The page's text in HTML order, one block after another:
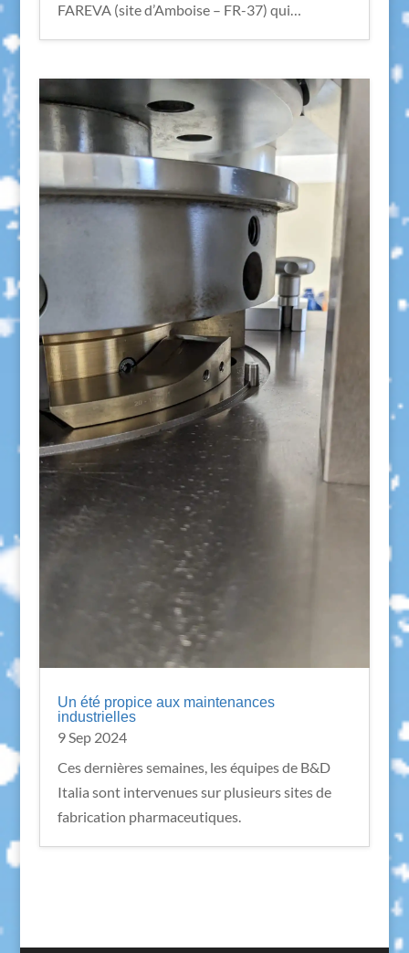
FAREVA (site d’Amboise – FR-37) qui…
Un été propice aux maintenances
industrielles
9 Sep 2024
Ces dernières semaines, les équipes de B&D
Italia sont intervenues sur plusieurs sites de
fabrication pharmaceutiques.